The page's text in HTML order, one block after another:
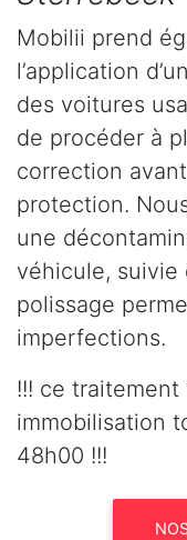
Mobilii prend
l’application
des voitures
de procéder à
correction
protection.
une
véhicule, suivie
polissage
imperfections.
!!! ce
immobilisation
48h00 !!!